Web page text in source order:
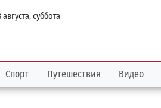
августа, суббота
Спорт Путешествия Видео